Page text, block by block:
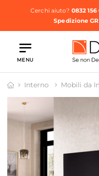
Cerchi aiuto? 0832
Spedizione
MENU
Interno Mobili da